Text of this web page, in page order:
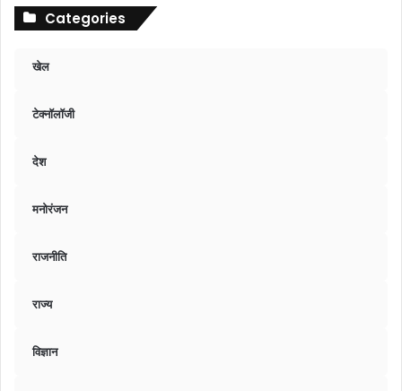
Categories
खेल
टेक्नॉलॉजी
देश
मनोरंजन
राजनीति
राज्य
विज्ञान